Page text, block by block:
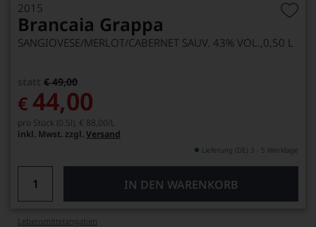
2015
Brancaia Grappa
SANGIOVESE/MERLOT/CABERNET SAUV. 43% VOL.,0,50 L
€ 49,00
€ 44,00
pro Stück (0.5l), € 88,00/L
inkl. Mwst. zzgl. Versand
Lieferung (DE) 3 - 5 Werktage
IN DEN WARENKORB
Lebensmittel­angaben